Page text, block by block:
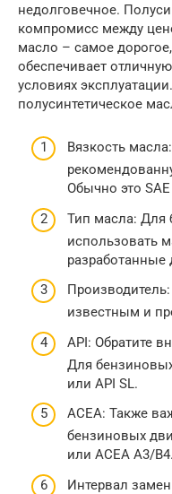
недолговечное.
компромисс между
масло – самое
обеспечивает
условиях
полусинтетическое
Вязкость
Обычно это SAE
Тип масла: Для
использовать
разработанные
известным и
API: Обратите
Для
или API SL.
ACEA: Также
бензиновых
или ACEA A3/B4.
Интервал